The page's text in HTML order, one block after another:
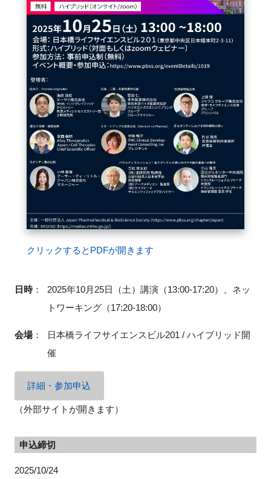
クリックするとPDFが開きます
日時：
2025年10月25日（土）講演（13:00-17:20）、ネッ
トワーキング（17:20-18:00）
会場：
日本橋ライフサイエンスビル201 / ハイブリッド開
催
詳細・参加申込
（外部サイトが開きます）
申込締切
2025/10/24